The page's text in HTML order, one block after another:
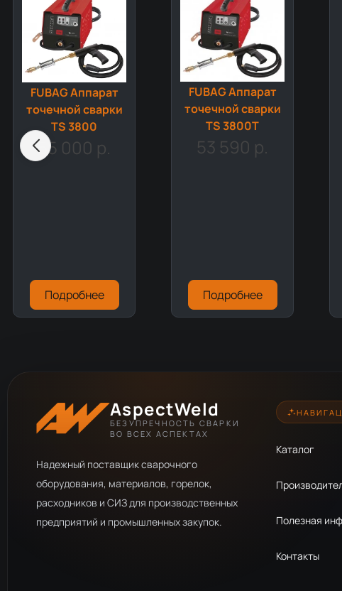
FUBAG Аппарат
точечной сварки
TS 3800
55 000 р.
Подробнее
FUBAG Аппарат
точечной сварки
TS 3800T
53 590 р.
Подробнее
AspectWeld
БЕЗУПРЕЧНОСТЬ СВАРКИ
ВО ВСЕХ АСПЕКТАХ
Надежный поставщик сварочного
оборудования, материалов, горелок,
расходников и СИЗ для производственных
предприятий и промышленных закупок.
Каталог
Полезная
Контакты